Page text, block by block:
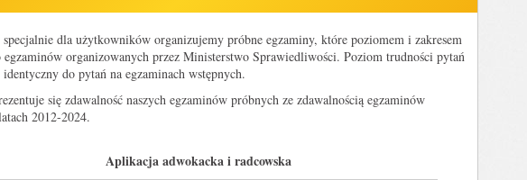
dla użytkowników organizujemy próbne egzaminy, które poziomem i zakresem
egzaminów organizowanych przez Ministerstwo Sprawiedliwości. Poziom trudności pytań
do pytań na egzaminach wstępnych.
się zdawalność naszych egzaminów próbnych ze zdawalnością egzaminów
2012-2024.
Aplikacja adwokacka i radcowska